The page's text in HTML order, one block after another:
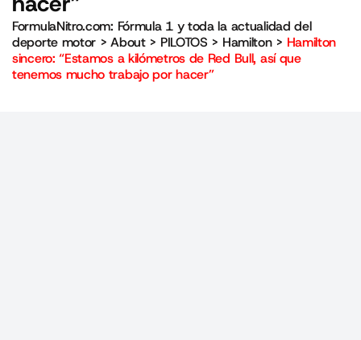
FormulaNitro.com: Fórmula 1 y toda la actualidad del
deporte motor >About> PILOTOS > Hamilton> Hamilton
sincero: “Estamos a kilómetros de Red Bull, así que
tenemos mucho trabajo por hacer”